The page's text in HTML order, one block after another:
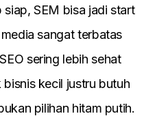
SEM bisa jadi start
sangat terbatas
sering lebih sehat
kecil justru butuh
pilihan hitam putih.